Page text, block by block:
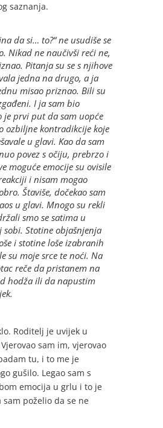
saznanja.
da si… to?“ ne usudiše se
Nikad ne naučivši reći ne,
Pitanja su se s njihove
jedna na drugo, a ja
misao priznao. Bili su
I ja sam bio
je prvi put da sam uopće
ozbiljne kontradikcije koje
u glavi. Kao da sam
povez s očiju, prebrzo i
moguće emocije su ovisile
i nisam mogao
Štaviše, dočekao sam
u glavi. Mnogo su rekli
smo se satima u
sobi. Stotine objašnjenja
i stotine loše izabranih
su moje srce te noći. Na
reče da pristanem na
hodža ili da napustim
Roditelj je uvijek u
sam im, vjerovao
tu, i to me je
gušilo. Legao sam s
emocija u grlu i to je
poželio da se ne